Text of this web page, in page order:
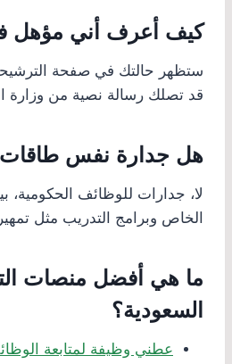
كيف أعرف أني مؤهل
ستظهر حالتك في صفحة
قد تصلك رسالة نصية من وزارة
هل جدارة نفس
لا، جدارات للوظائف الحكومية،
الخاص وبرامج التدريب مثل
ما هي أفضل منصات
السعودية؟
عطني وظيفة لمتابعة